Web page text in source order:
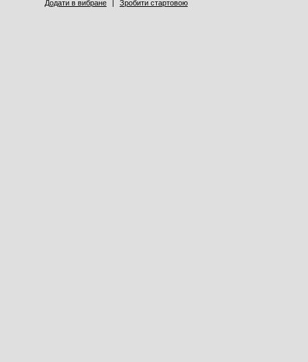
Додати в вибране | Зробити стартовою